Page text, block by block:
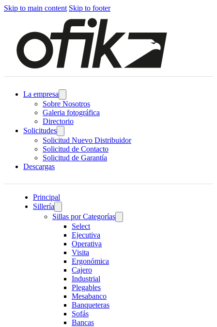
Skip to main content Skip to footer
La empresa
Sobre Nosotros
Galeria fotográfica
Directorio
Solicitudes
Solicitud Nuevo Distribuidor
Solicitud de Contacto
Solicitud de Garantía
Descargas
Principal
Sillería
Sillas por Categorías
Select
Ejecutiva
Operativa
Visita
Ergonómica
Cajero
Industrial
Plegables
Mesabanco
Banqueteras
Sofás
Bancas